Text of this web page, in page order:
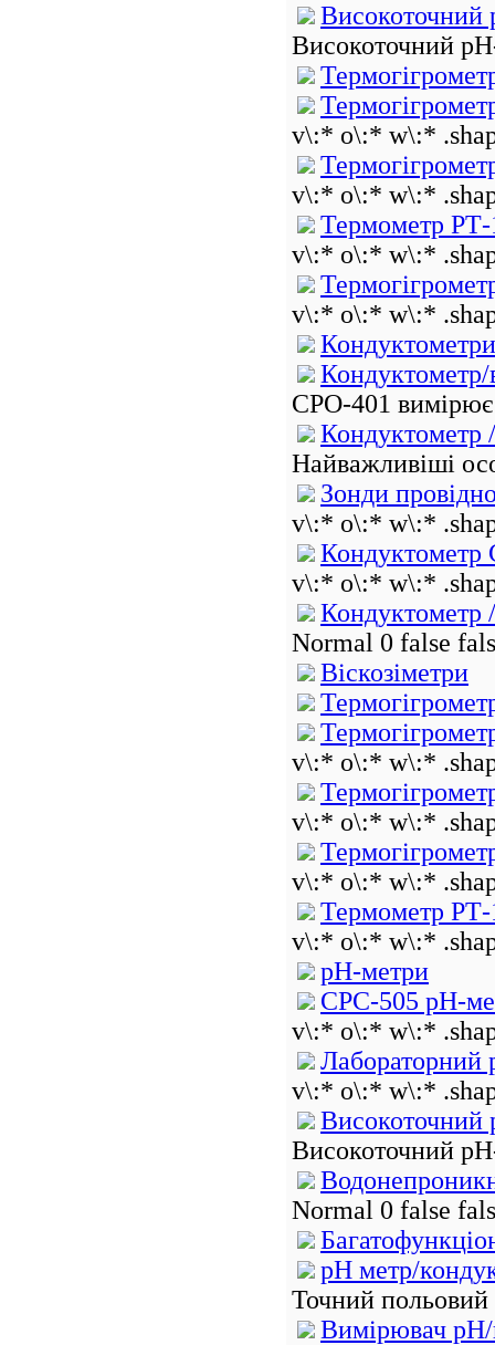
Високоточний
Високоточний
v\:* o\:* w\:*
v\:* o\:* w\:*
Термометр РТ-
v\:* o\:* w\:*
v\:* o\:* w\:*
Кондуктометри
CPO-401
Кондуктометр
Найважливіші
Зонди
v\:* o\:* w\:*
Кондуктометр
v\:* o\:* w\:*
Кондуктометр
Normal 0 false
Віскозіметри
v\:* o\:* w\:*
v\:* o\:* w\:*
v\:* o\:* w\:*
Термометр РТ-
v\:* o\:* w\:*
pH-метри
СРС-505 рН-
v\:* o\:* w\:*
Лабораторний
v\:* o\:* w\:*
Високоточний
Високоточний
Normal 0 false
pH метр/
Точний польовий
Вимірювач